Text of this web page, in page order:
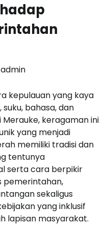
admin
kepulauan yang kaya
bahasa, dan
keragaman ini
yang menjadi
memiliki tradisi dan
tentunya
serta cara berpikir
pemerintahan,
sekaligus
yang inklusif
lapisan masyarakat.